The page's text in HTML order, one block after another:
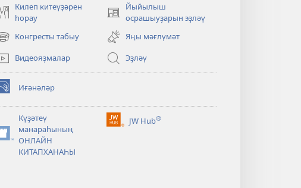
Килеп китеүҙәрен
һорау
Йыйылыш
осрашыуҙарын эҙләү
(opens
new
window)
Конгресты табыу
Яңы мәғлүмәт
Видеояҙмалар
Эҙләү
Иғәнәләр
window)Күҙәтеү
манараһының
ОНЛАЙН
КИТАПХАНАҺЫ
JW Hub®
(opens